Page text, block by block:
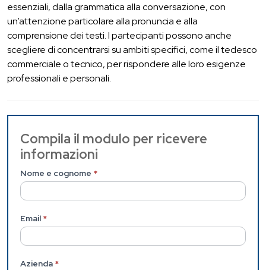
essenziali, dalla grammatica alla conversazione, con
un’attenzione particolare alla pronuncia e alla
comprensione dei testi. I partecipanti possono anche
scegliere di concentrarsi su ambiti specifici, come il tedesco
commerciale o tecnico, per rispondere alle loro esigenze
professionali e personali.
Contattaci
(Pagina
interna)
Compila il modulo per ricevere
informazioni
Nome e cognome *
Email *
Azienda *